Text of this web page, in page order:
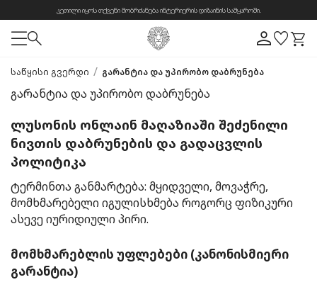
კეთილი იყოს თქვენი მობრძანება ინტერიერის დიზაინის სამყაროში.
საწყისი გვერდი / გარანტია და უპირობო დაბრუნება
გარანტია და უპირობო დაბრუნება
ლუსონის ონლაინ მაღაზიაში შეძენილი
ნივთის დაბრუნების და გადაცვლის
პოლიტიკა
ტერმინთა განმარტება: მყიდველი, მოვაჭრე,
მომხმარებელი იგულისხმება როგორც ფიზიკური
ასევე იურიდიული პირი.
მომხმარებლის უფლებები (კანონისმიერი
გარანტია)